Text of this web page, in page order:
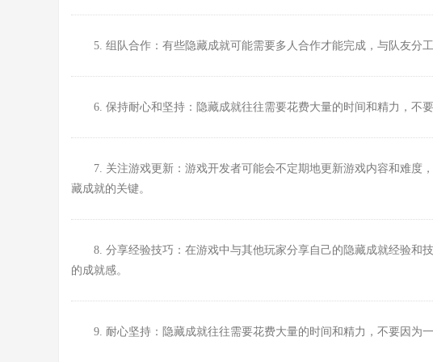
5. 组队合作：有些隐藏成就可能需要多人合作才能完成，与队友分
6. 保持耐心和坚持：隐藏成就往往需要花费大量的时间和精力，不
7. 关注游戏更新：游戏开发者可能会不定期地更新游戏内容和难度
藏成就的关键。
8. 分享经验技巧：在游戏中与其他玩家分享自己的隐藏成就经验和
的成就感。
9. 耐心坚持：隐藏成就往往需要花费大量的时间和精力，不要因为